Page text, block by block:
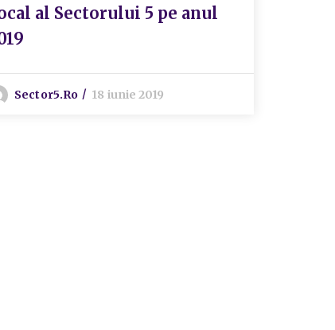
al Sectorului 5 pe anul
Sector5.ro 18 iunie 2019